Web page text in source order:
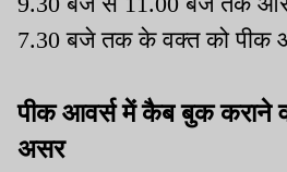
7.30 बजे तक के वक्त को पीक
पीक आवर्स में कैब बुक कराने
असर